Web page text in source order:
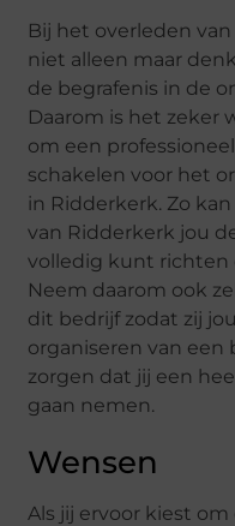
Bij het overleden
niet alleen maar
de begrafenis in de
Daarom is het zeker
om een
schakelen voor het
in Ridderkerk. Zo
van Ridderkerk jou
volledig kunt richten
Neem daarom ook
dit bedrijf zodat zij
organiseren van een
zorgen dat jij een
gaan nemen.
Wensen
Als jij ervoor kiest